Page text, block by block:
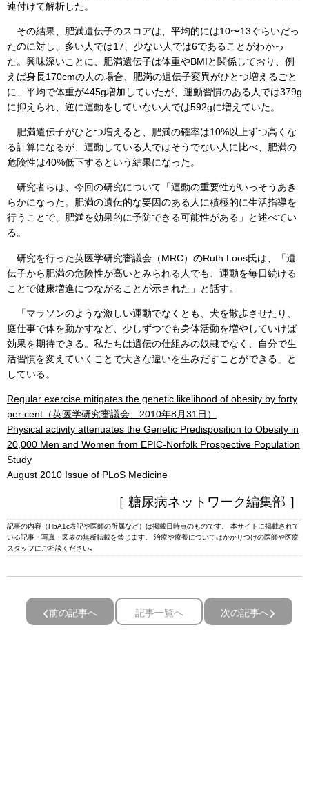
連付けて解析した。
その結果、肥満遺伝子のスコアは、平均的には10〜13ぐらいだっ
たのに対し、多い人では17、少ない人では6であることがわかっ
た。興味深いことに、肥満遺伝子は体重やBMIと関係しており、例
えば身長170cmの人の場合、肥満の遺伝子変異がひとつ増えるごと
に、平均で体重が445g増加していたが、運動習慣のある人では379g
に抑えられ、逆に運動をしていない人では592gに増えていた。
肥満遺伝子がひとつ増えると、肥満の確率は10%以上ずつ高くな
る計算になるが、運動している人ではそうでない人に比べ、肥満の
危険性は40%低下するという結果になった。
研究者らは、今回の研究について「運動の重要性がいっそうあき
らかになった。肥満の遺伝的な要因のある人に積極的に生活指導を
行うことで、肥満を効果的に予防できる可能性がある」と述べてい
る。
研究を行った英医学研究審議会（MRC）のRuth Loos氏は、「遺
伝子から肥満の危険性が高いとみられる人でも、運動を毎日続ける
ことで健康増進につながることが示された」と話す。
「マラソンのような激しい運動でなくとも、犬を散歩させたり、
庭仕事で体を動かすなど、少しずつでも身体活動を増やしていけば
効果を期待できる。私たちは遺伝の仕組みの奴隷でなく、自分で生
活習慣を変えていくことで大きな違いを生みだすことができる」と
している。
Regular exercise mitigates the genetic likelihood of obesity by forty
per cent（英医学研究審議会、2010年8月31日）
Physical activity attenuates the Genetic Predisposition to Obesity in
20,000 Men and Women from EPIC-Norfolk Prospective Population
Study
August 2010 Issue of PLoS Medicine
［ 糖尿病ネットワーク編集部 ］
記事の内容（HbA1c表記や医師の所属など）は掲載日時点のものです。 本サイトに掲載されて
いる記事・写真・図表の無断転載を禁じます。 治療や療養についてはかかりつけの医師や医療
スタッフにご相談ください｡
前の記事へ 記事一覧へ 次の記事へ